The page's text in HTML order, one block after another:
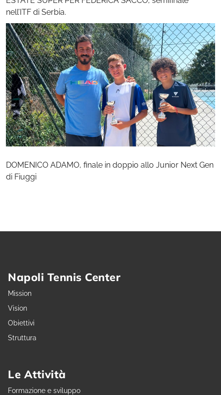
nell’ITF di Serbia.
DOMENICO ADAMO, finale in doppio allo Junior Next Gen
di Fiuggi
Napoli Tennis Center
Mission
Vision
Obiettivi
Struttura
Le Attività
Formazione e sviluppo